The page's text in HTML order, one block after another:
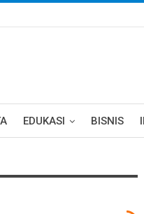
EDUKASI BISNIS